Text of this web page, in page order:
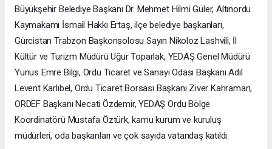
Büyükşehir Belediye Başkanı Dr. Mehmet Hilmi Güler, Altınordu
Kaymakamı İsmail Hakkı Ertaş, ilçe belediye başkanları,
Gürcistan Trabzon Başkonsolosu Sayın Nikoloz Lashvili, İl
Kültür ve Turizm Müdürü Uğur Toparlak, YEDAŞ Genel Müdürü
Yunus Emre Bilgi, Ordu Ticaret ve Sanayi Odası Başkanı Adil
Levent Karlıbel, Ordu Ticaret Borsası Başkanı Ziver Kahraman,
ORDEF Başkanı Necati Özdemir, YEDAŞ Ordu Bölge
Koordinatörü Mustafa Öztürk, kamu kurum ve kuruluş
müdürleri, oda başkanları ve çok sayıda vatandaş katıldı.